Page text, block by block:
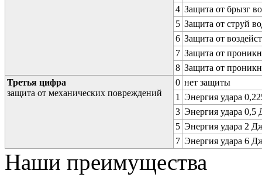
4 Защита от брызг
5 Защита от струй
6 Защита от
7 Защита от
8 Защита от
Третья цифра
защита от механических повреждений
0 нет защиты
1 Энергия удара
3 Энергия удара 0,5
5 Энергия удара 2
7 Энергия удара 6
Наши преимущества